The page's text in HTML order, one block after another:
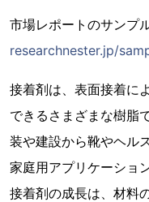
市場レポートのサンプ
researchnester.jp/
接着剤は、表面接着に
できるさまざまな樹脂
装や建設から靴やヘル
家庭用アプリケーショ
接着剤の成長は、材料